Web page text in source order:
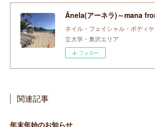
Ānela(アーネラ)～mana
ネイル・フェイシャル・ボディ
立大学・奥沢エリア
フォロー
関連記事
年末年始のお知らせ